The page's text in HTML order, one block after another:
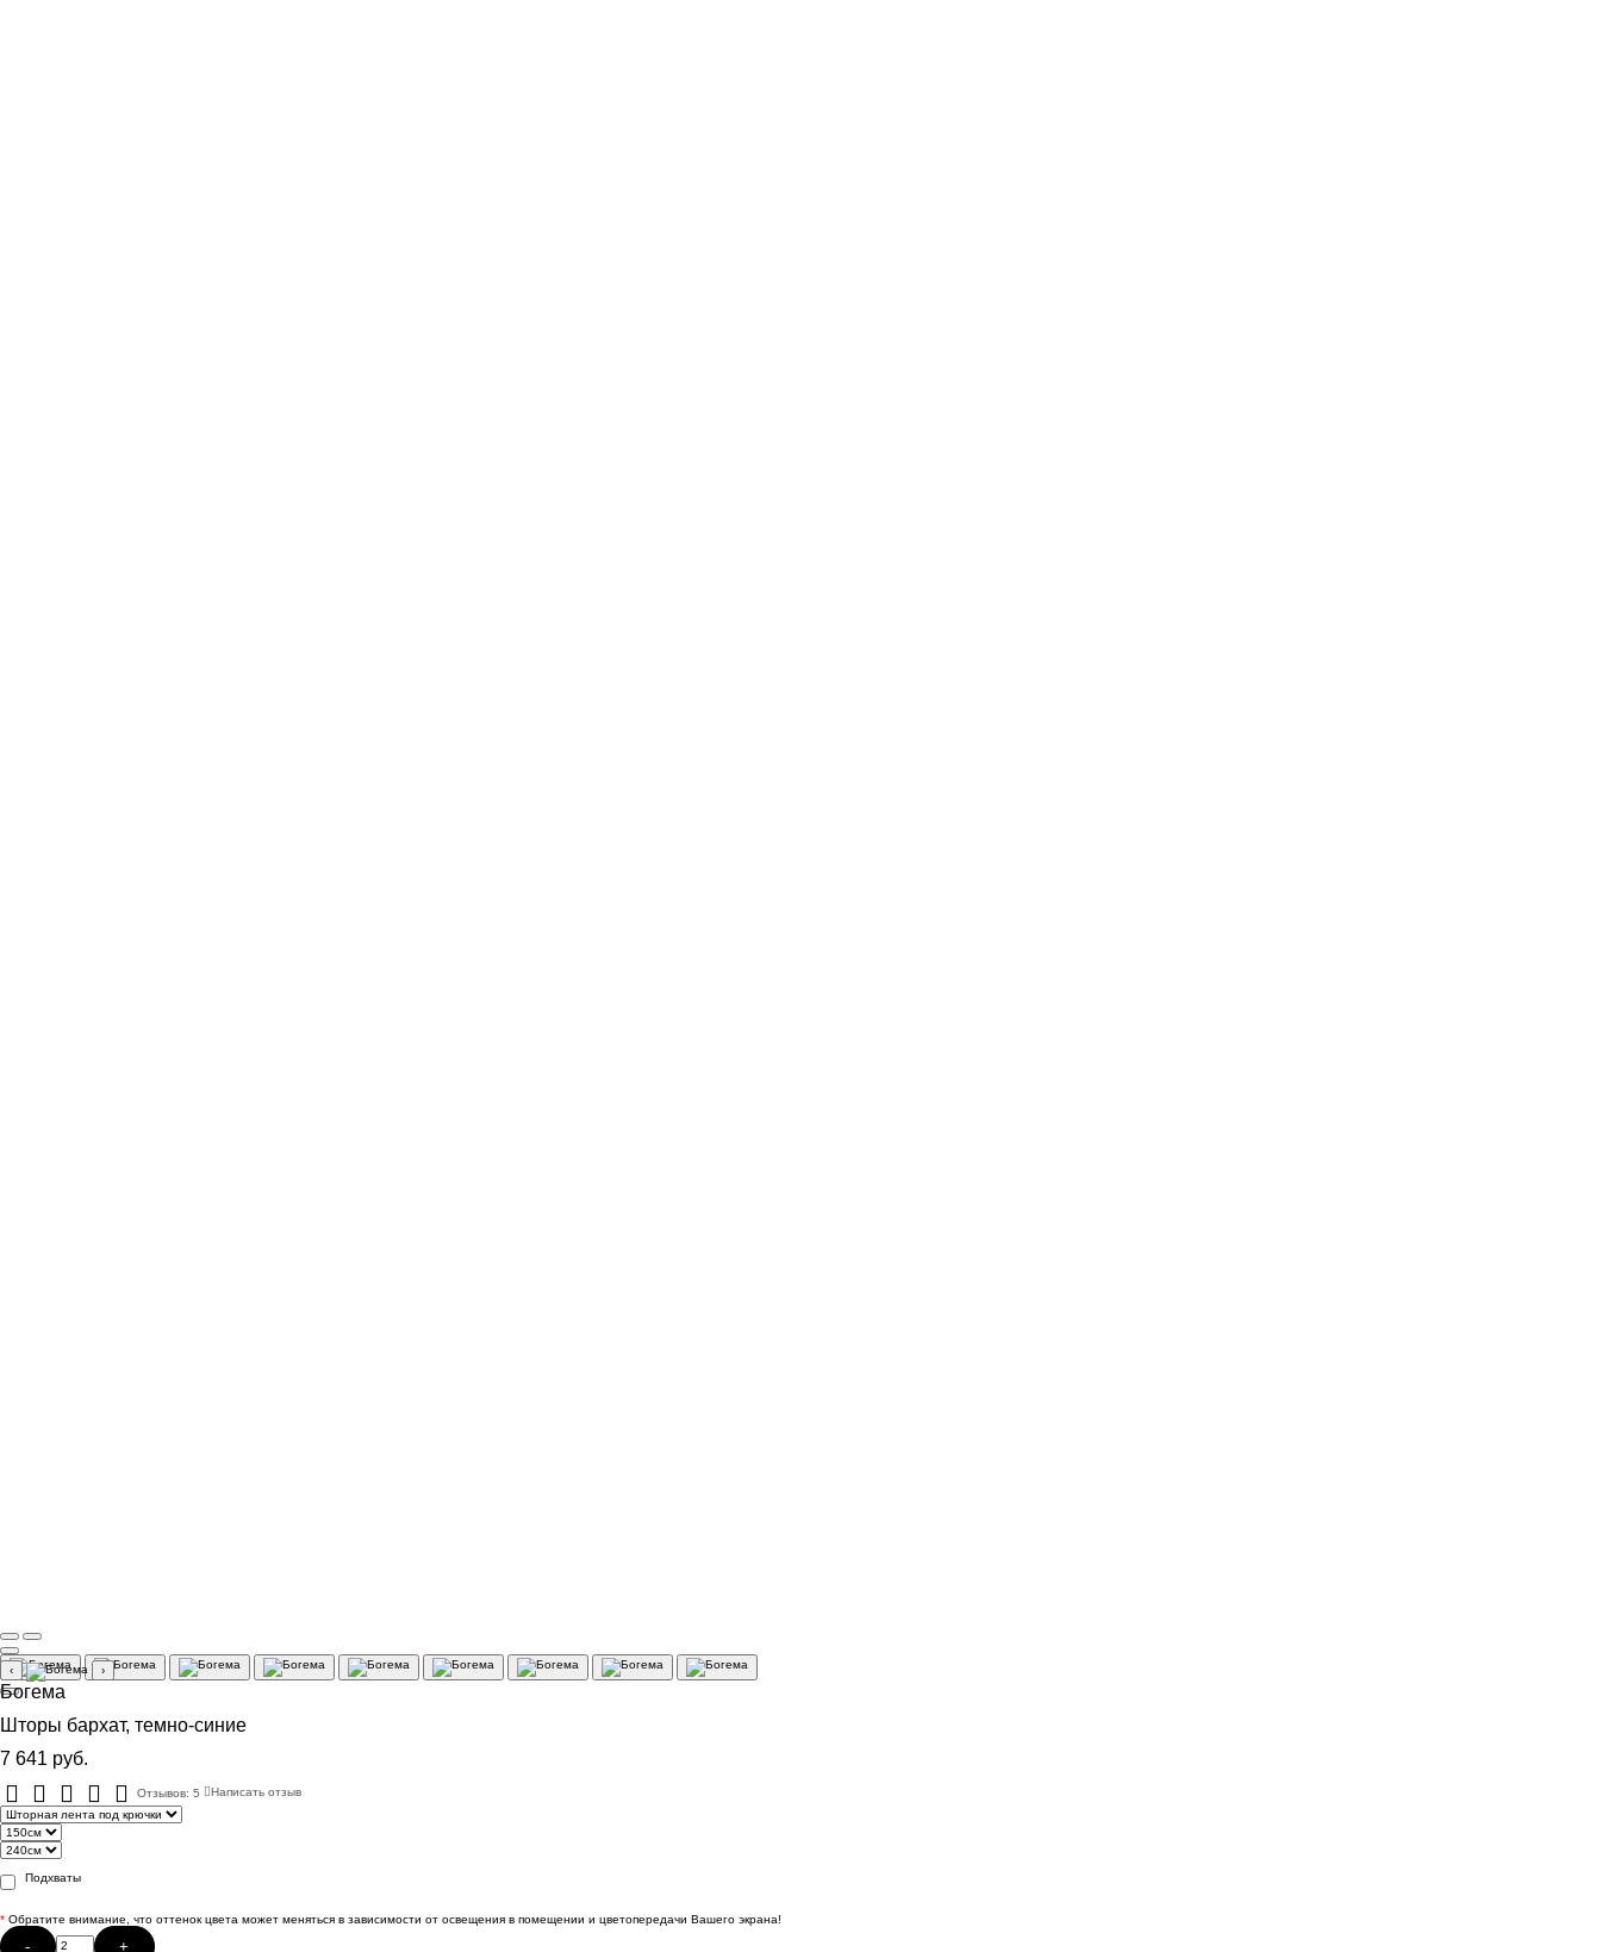
‹ ›
Богема
Шторы бархат, темно-синие
7 641 руб.
Отзывов: 5 Написать отзыв
Подхваты
* Обратите внимание, что оттенок цвета может меняться в зависимости от освещения в помещении и цветопередачи Вашего экрана!
- +